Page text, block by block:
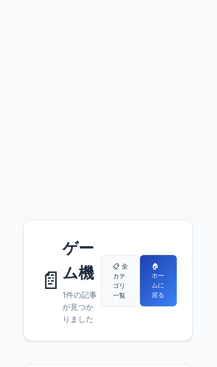
📄
ゲー
ム機
1件の記事
が見つか
りました
📋 全
カテ
ゴリ
一覧
🏠
ホー
ムに
戻る